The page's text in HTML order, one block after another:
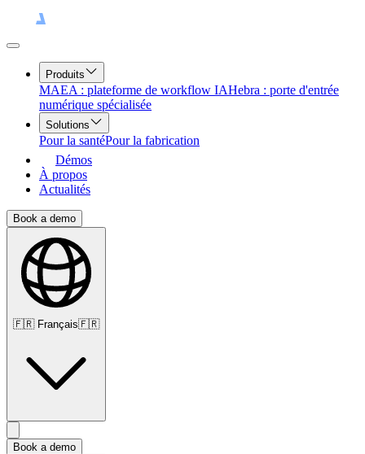
Produits
MAEA : plateforme de workflow IAHebra : porte d'entrée
numérique spécialisée
Solutions
Pour la santéPour la fabrication
Démos
À propos
Actualités
Book a demo
🇫🇷 Français🇫🇷
Book a demo